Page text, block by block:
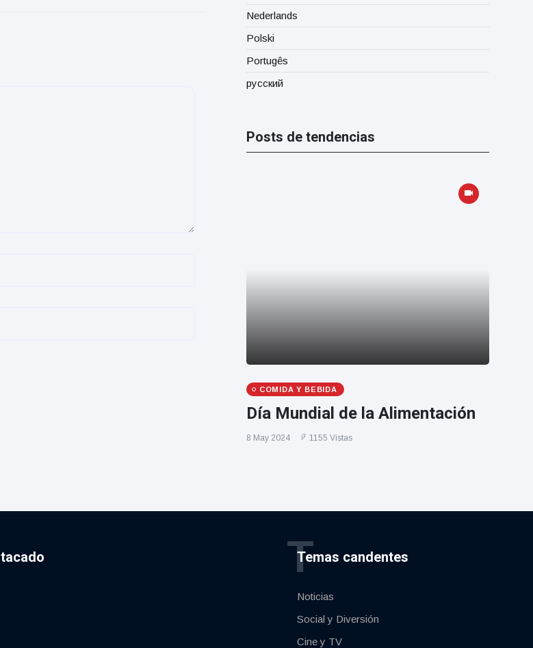
Nederlands
Polski
Portugês
русский
Posts de tendencias
COMIDA Y BEBIDA
Día Mundial de la Alimentación
8 May 2024 1155 Vistas
Temas candentes
T
Noticias
Social y Diversión
Cine y TV